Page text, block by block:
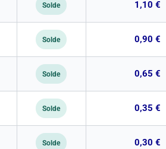
Solde 1,10 €
Solde 0,90 €
Solde 0,65 €
Solde 0,35 €
Solde 0,30 €